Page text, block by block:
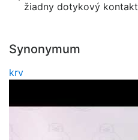
žiadny dotykový kontakt
Synonymum
krv